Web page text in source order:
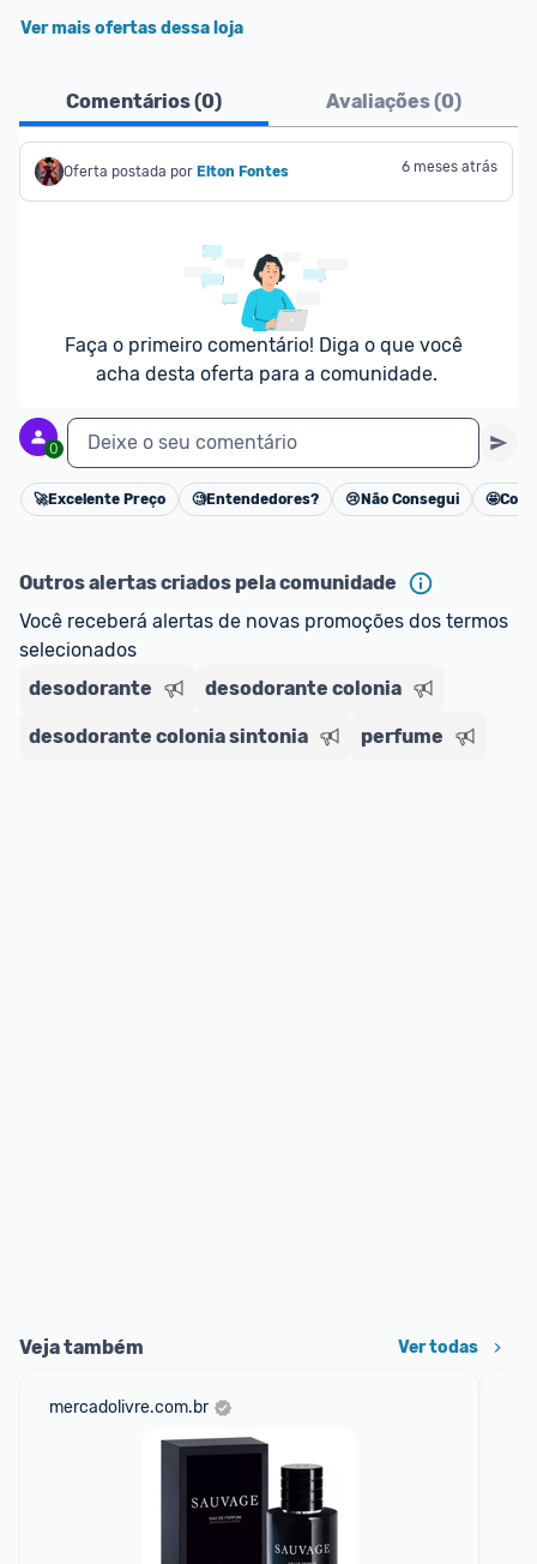
Ver mais ofertas dessa loja
Comentários (0) Avaliações (0)
Oferta postada por Elton Fontes 6 meses atrás
Faça o primeiro comentário! Diga o que você
acha desta oferta para a comunidade.
0 Deixe o seu comentário
Cancelar
🚀Excelente Preço 🧐Entendedores? 😢 Não Consegui 🤩
Outros alertas criados pela comunidade
Você receberá alertas de novas promoções dos termos
selecionados
desodorante
desodorante colonia
desodorante colonia sintonia perfume
Veja também Ver todas
mercadolivre.com.br